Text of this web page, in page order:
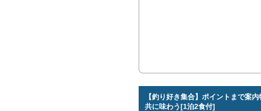
【釣り好き集合】ポイントまで案
共に味わう[1泊2食付]